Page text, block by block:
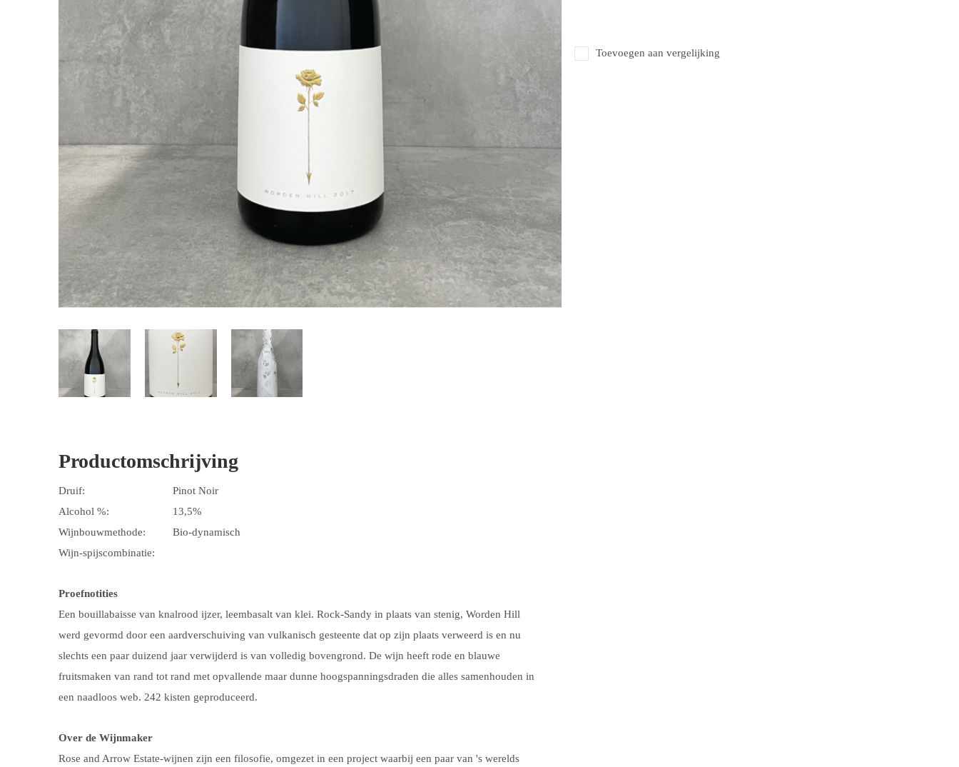
Toevoegen aan vergelijking
Productomschrijving
Druif:
Pinot Noir
Alcohol %:
13,5%
Wijnbouwmethode:
Bio-dynamisch
Wijn-spijscombinatie:
Proefnotities
Een bouillabaisse van knalrood ijzer, leembasalt van klei. Rock-Sandy in plaats van stenig, Worden Hill
werd gevormd door een aardverschuiving van vulkanisch gesteente dat op zijn plaats verweerd is en nu
slechts een paar duizend jaar verwijderd is van volledig bovengrond. De wijn heeft rode en blauwe
fruitsmaken van rand tot rand met opvallende maar dunne hoogspanningsdraden die alles samenhouden in
een naadloos web. 242 kisten geproduceerd.
Over de Wijnmaker
Rose and Arrow Estate-wijnen zijn een filosofie, omgezet in een project waarbij een paar van 's werelds